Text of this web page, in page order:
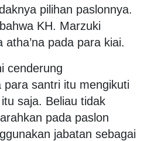
pilihan paslonnya.
KH. Marzuki
atha’na pada para kiai.
cenderung
santri itu mengikuti
saja. Beliau tidak
pada paslon
jabatan sebagai